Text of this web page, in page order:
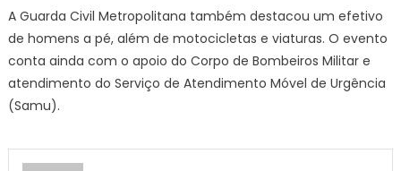
A Guarda Civil Metropolitana também destacou um efetivo
de homens a pé, além de motocicletas e viaturas. O evento
conta ainda com o apoio do Corpo de Bombeiros Militar e
atendimento do Serviço de Atendimento Móvel de Urgência
(Samu).